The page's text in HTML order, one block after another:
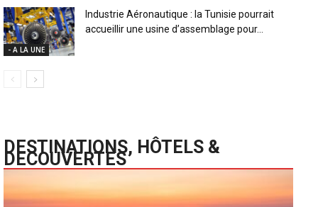
- A LA UNE
Industrie Aéronautique : la Tunisie pourrait
accueillir une usine d’assemblage pour...
DESTINATIONS, HÔTELS &
DECOUVERTES